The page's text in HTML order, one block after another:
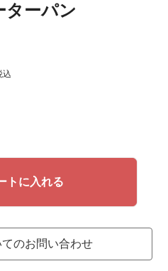
ーパン
込
トに入れる
のお問い合わせ